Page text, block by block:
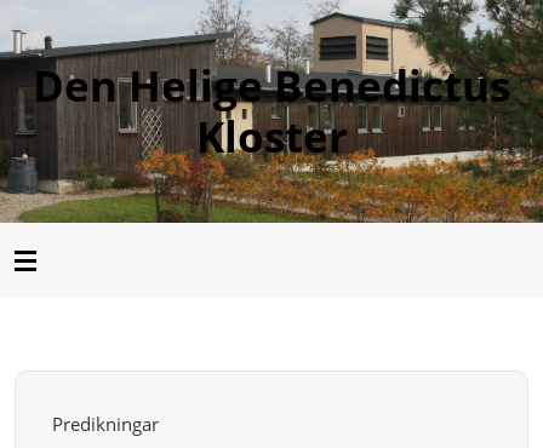
Den Helige Benedictus
Kloster
Predikningar